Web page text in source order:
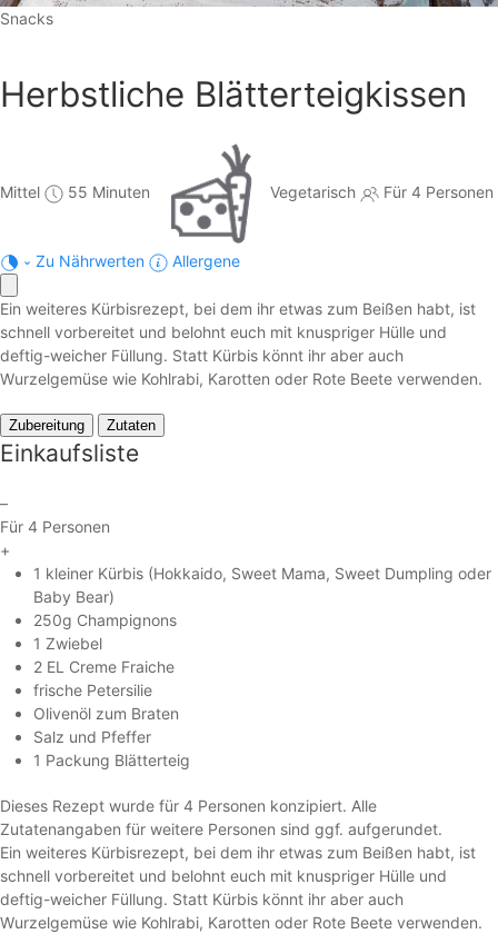
Snacks
Herbstliche Blätterteigkissen
Mittel 55 Minuten Vegetarisch Für 4 Personen
Zu Nährwerten Allergene
Ein weiteres Kürbisrezept, bei dem ihr etwas zum Beißen habt, ist
schnell vorbereitet und belohnt euch mit knuspriger Hülle und
deftig-weicher Füllung. Statt Kürbis könnt ihr aber auch
Wurzelgemüse wie Kohlrabi, Karotten oder Rote Beete verwenden.
Zubereitung Zutaten
Einkaufsliste
–
Für 4 Personen
+
1 kleiner Kürbis (Hokkaido, Sweet Mama, Sweet Dumpling oder
Baby Bear)
250g Champignons
1 Zwiebel
2 EL Creme Fraiche
frische Petersilie
Olivenöl zum Braten
Salz und Pfeffer
1 Packung Blätterteig
Dieses Rezept wurde für 4 Personen konzipiert. Alle
Zutatenangaben für weitere Personen sind ggf. aufgerundet.
Ein weiteres Kürbisrezept, bei dem ihr etwas zum Beißen habt, ist
schnell vorbereitet und belohnt euch mit knuspriger Hülle und
deftig-weicher Füllung. Statt Kürbis könnt ihr aber auch
Wurzelgemüse wie Kohlrabi, Karotten oder Rote Beete verwenden.